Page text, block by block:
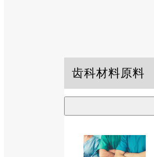
齿科材料原料